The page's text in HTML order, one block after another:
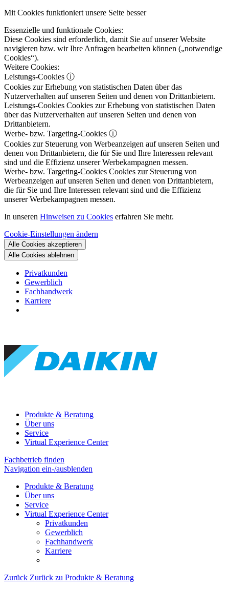
Mit Cookies funktioniert unsere Seite besser
Essenzielle und funktionale Cookies:
Diese Cookies sind erforderlich, damit Sie auf unserer Website
navigieren bzw. wir Ihre Anfragen bearbeiten können („notwendige
Cookies“).
Weitere Cookies:
Leistungs-Cookies ⓘ
Cookies zur Erhebung von statistischen Daten über das
Nutzerverhalten auf unseren Seiten und denen von Drittanbietern.
Leistungs-Cookies Cookies zur Erhebung von statistischen Daten
über das Nutzerverhalten auf unseren Seiten und denen von
Drittanbietern.
Werbe- bzw. Targeting-Cookies ⓘ
Cookies zur Steuerung von Werbeanzeigen auf unseren Seiten und
denen von Drittanbietern, die für Sie und Ihre Interessen relevant
sind und die Effizienz unserer Werbekampagnen messen.
Werbe- bzw. Targeting-Cookies Cookies zur Steuerung von
Werbeanzeigen auf unseren Seiten und denen von Drittanbietern,
die für Sie und Ihre Interessen relevant sind und die Effizienz
unserer Werbekampagnen messen.
In unseren Hinweisen zu Cookies erfahren Sie mehr.
Cookie-Einstellungen ändern
Alle Cookies akzeptieren
Alle Cookies ablehnen
Privatkunden
Gewerblich
Fachhandwerk
Karriere
Produkte & Beratung
Über uns
Service
Virtual Experience Center
Fachbetrieb finden
Navigation ein-/ausblenden
Produkte & Beratung
Über uns
Service
Virtual Experience Center
Privatkunden
Gewerblich
Fachhandwerk
Karriere
Zurück Zurück zu Produkte & Beratung